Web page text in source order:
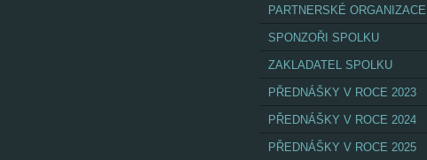
PARTNERSKÉ ORGANIZACE
SPONZOŘI SPOLKU
ZAKLADATEL SPOLKU
PŘEDNÁŠKY V ROCE 2023
PŘEDNÁŠKY V ROCE 2024
PŘEDNÁŠKY V ROCE 2025